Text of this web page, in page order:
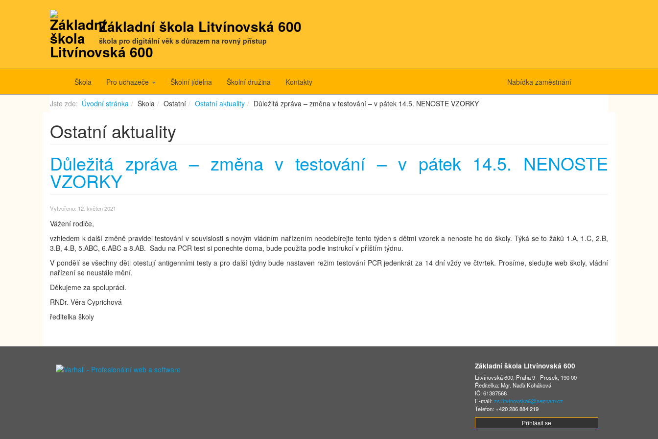
Základní škola Litvínovská 600
škola pro digitální věk s důrazem na rovný přístup
Škola Pro uchazeče Školní jídelna Školní družina Kontakty Nabídka zaměstnání
Jste zde: Úvodní stránka Škola Ostatní Ostatní aktuality Důležitá zpráva – změna v testování – v pátek 14.5. NENOSTE VZORKY
Ostatní aktuality
Důležitá zpráva – změna v testování – v pátek 14.5. NENOSTE
VZORKY
Vytvořeno: 12. květen 2021
Vážení rodiče,
vzhledem k další změně pravidel testování v souvislosti s novým vládním nařízením neodebírejte tento týden s dětmi vzorek a nenoste ho do školy. Týká se to žáků 1.A, 1.C, 2.B,
3.B, 4.B, 5.ABC, 6.ABC a 8.AB. Sadu na PCR test si ponechte doma, bude použita podle instrukcí v příštím týdnu.
V pondělí se všechny děti otestují antigenními testy a pro další týdny bude nastaven režim testování PCR jedenkrát za 14 dní vždy ve čtvrtek. Prosíme, sledujte web školy, vládní
nařízení se neustále mění.
Děkujeme za spolupráci.
RNDr. Věra Cyprichová
ředitelka školy
Základní škola Litvínovská 600
Litvínovská 600, Praha 9 - Prosek, 190 00
Ředitelka: Mgr. Naďa Koháková
IČ: 61387568
E-mail:zs.litvinovska6@seznam.cz
Telefon: +420 286 884 219
Přihlásit se